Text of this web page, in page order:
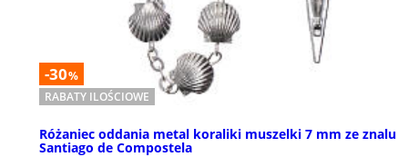
-30%
RABATY ILOŚCIOWE
Różaniec oddania metal koraliki muszelki 7 mm ze znalu
Santiago de Compostela